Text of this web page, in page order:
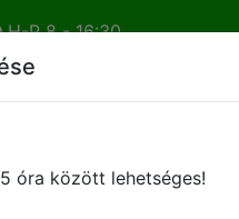
H-P 8 - 16:30
óra között lehetséges!